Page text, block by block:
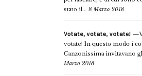
stato il... 8 Marzo 2018
Votate, votate, votate!
votate! In questo modo i
Canzonissima invitavano
Marzo 2018